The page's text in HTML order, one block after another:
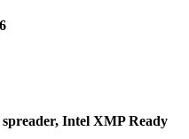
Intel XMP Ready